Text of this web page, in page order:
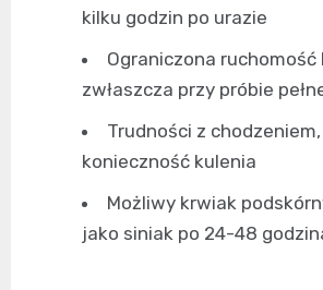
kilku godzin po urazie
Ograniczona ruchomość
zwłaszcza przy próbie
Trudności z
konieczność kulenia
Możliwy krwiak
jako siniak po 24-48